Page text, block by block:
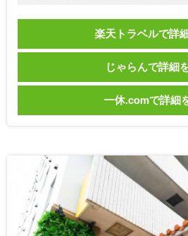
楽天トラベルで詳
じゃらんで詳細
一休.comで詳細